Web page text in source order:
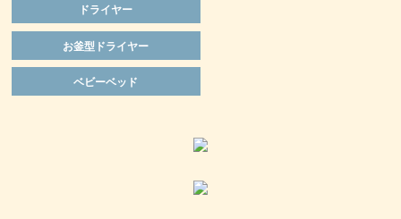
ドライヤー
お釜型ドライヤー
ベビーベッド